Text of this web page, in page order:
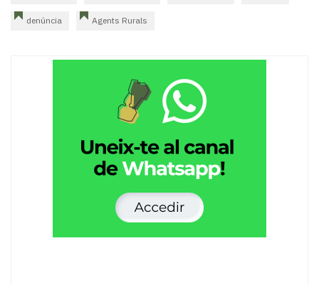
denúncia Agents Rurals